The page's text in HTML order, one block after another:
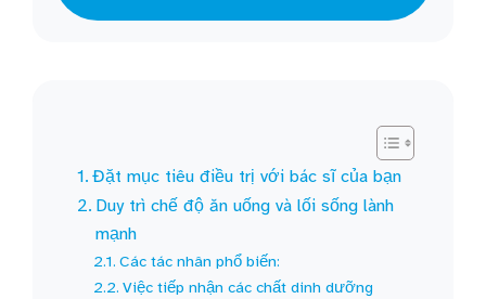
Đặt mục tiêu điều trị với bác sĩ của bạn
Duy trì chế độ ăn uống và lối sống lành
mạnh
Các tác nhân phổ biến:
Việc tiếp nhận các chất dinh dưỡng